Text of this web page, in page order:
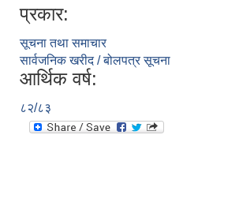
प्रकार:
सूचना तथा समाचार
सार्वजनिक खरीद / बोलपत्र सूचना
आर्थिक वर्ष:
८२/८३